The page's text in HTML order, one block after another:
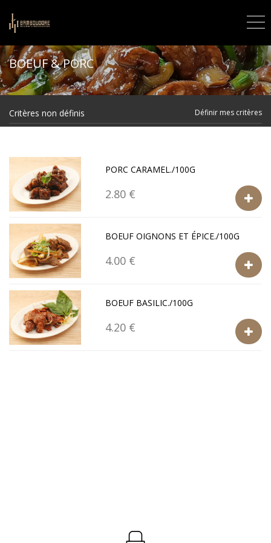
BOEUF & PORC
Critères non définis Définir mes critères
PORC CARAMEL./100G
2.80 €
BOEUF OIGNONS ET ÉPICE./100G
4.00 €
BOEUF BASILIC./100G
4.20 €